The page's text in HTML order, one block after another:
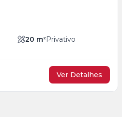
20 m²Privativo
Ver Detalhes